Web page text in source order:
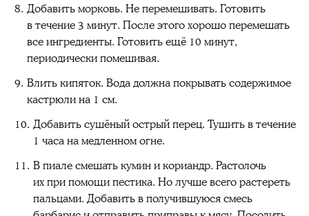
Добавить морковь. Не перемешивать. Готовить
в течение 3 минут. После этого хорошо перемешать
все ингредиенты. Готовить ещё 10 минут,
периодически помешивая.
Влить кипяток. Вода должна покрывать содержимое
кастрюли на 1 см.
Добавить сушёный острый перец. Тушить в течение
1 часа на медленном огне.
В пиале смешать кумин и кориандр. Растолочь
их при помощи пестика. Но лучше всего растереть
пальцами. Добавить в получившуюся смесь